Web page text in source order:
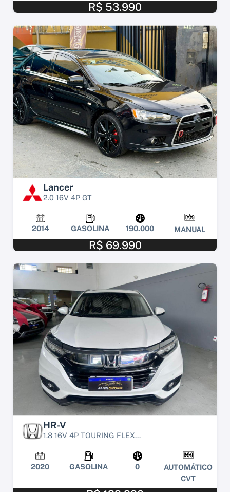
R$ 53.990
Lancer
2.0 16V 4P GT
2014 GASOLINA 190.000 MANUAL
R$ 69.990
HR-V
1.8 16V 4P TOURING FLEX...
2020 GASOLINA 0
AUTOMÁTICO
CVT